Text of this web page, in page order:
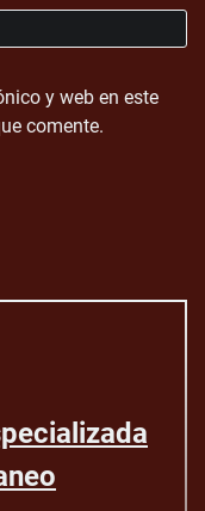
y web en este
comente.